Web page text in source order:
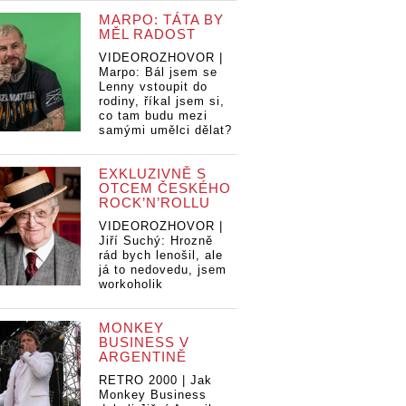
v
Co vychází v
září: přehled
novinek
MARPO: TÁTA BY
MĚL RADOST
VIDEOROZHOVOR |
Marpo: Bál jsem se
Lenny vstoupit do
rodiny, říkal jsem si,
co tam budu mezi
samými umělci dělat?
EXKLUZIVNĚ S
OTCEM ČESKÉHO
ROCK’N’ROLLU
VIDEOROZHOVOR |
Jiří Suchý: Hrozně
rád bych lenošil, ale
já to nedovedu, jsem
workoholik
MONKEY
BUSINESS V
ARGENTINĚ
RETRO 2000 | Jak
Monkey Business